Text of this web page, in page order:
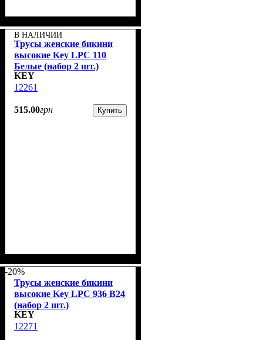
В НАЛИЧИИ
Трусы женские бикини
высокие Key LPC 110
Белые (набор 2 шт.)
KEY
12261
515.00грн Купить
-20%
Трусы женские бикини
высокие Key LPC 936 B24
(набор 2 шт.)
KEY
12271